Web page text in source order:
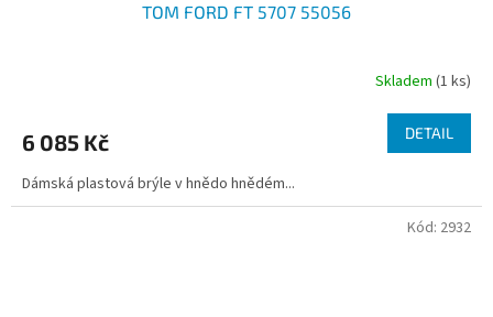
TOM FORD FT 5707 55056
Skladem (1 ks)
6 085 Kč DETAIL
Dámská plastová brýle v hnědo hnědém...
Kód: 2932